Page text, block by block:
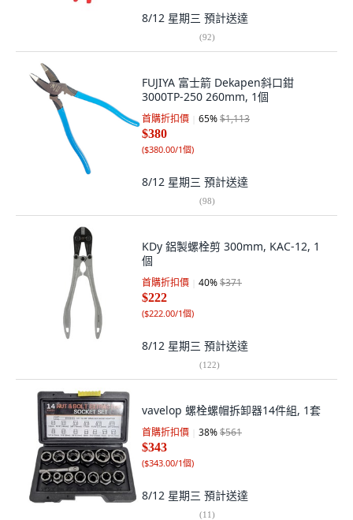
8/12 星期三 預計送達
(92)
FUJIYA 富士箭 Dekapen斜口鉗
3000TP-250 260mm, 1個
首購折扣價 65%$1,113
$380
($380.00/1個)
8/12 星期三 預計送達
(98)
KDy 鋁製螺栓剪 300mm, KAC-12, 1
個
首購折扣價 40%$371
$222
($222.00/1個)
8/12 星期三 預計送達
(122)
vavelop 螺栓螺帽拆卸器14件組, 1套
首購折扣價 38%$561
$343
($343.00/1個)
8/12 星期三 預計送達
(11)